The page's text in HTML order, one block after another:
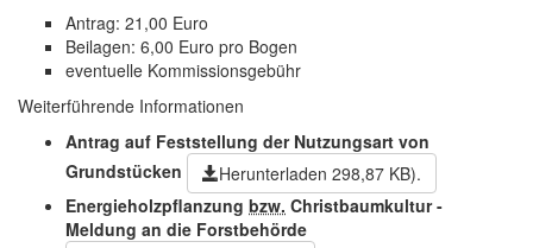
Antrag: 21,00 Euro
Beilagen: 6,00 Euro pro Bogen
eventuelle Kommissionsgebühr
Weiterführende Informationen
Antrag auf Feststellung der Nutzungsart von
Grundstücken
Herunterladen 298,87 KB).
Energieholzpflanzung bzw. Christbaumkultur -
Meldung an die Forstbehörde